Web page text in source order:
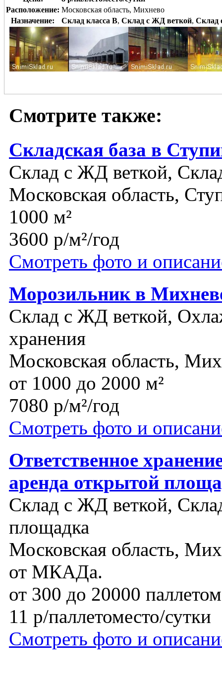
Расположение: Московская область, Михнево
Назначение:
Склад класса B, Склад с ЖД веткой, Склад
Смотрите также:
Складская база в
Склад с ЖД веткой,
Московская область,
1000 м²
3600 р/м²/год
Смотреть фото и
Морозильник в
Склад с ЖД веткой,
хранения
Московская область,
от 1000 до 2000 м²
7080 р/м²/год
Смотреть фото и
Ответственное
аренда открытой
Склад с ЖД веткой,
площадка
Московская область,
от МКАДа.
от 300 до 20000
11 р/паллетоместо/сутки
Смотреть фото и